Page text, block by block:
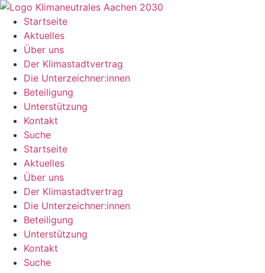
Zum
Inhalt
springen
Startseite
Aktuelles
Über uns
Der Klimastadtvertrag
Die Unterzeichner:innen
Beteiligung
Unterstützung
Kontakt
Suche
Startseite
Aktuelles
Über uns
Der Klimastadtvertrag
Die Unterzeichner:innen
Beteiligung
Unterstützung
Kontakt
Suche